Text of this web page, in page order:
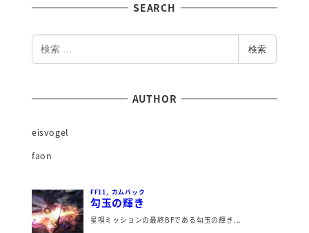
SEARCH
検
検索
AUTHOR
eisvogel
faon